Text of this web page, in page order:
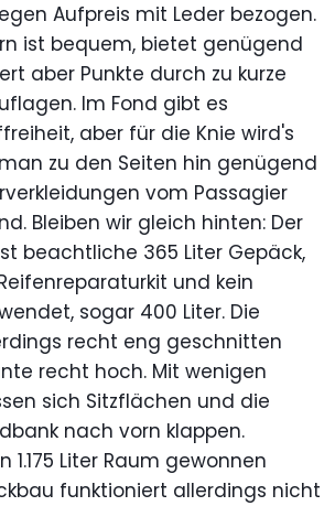
Aufpreis mit Leder bezogen.
ist bequem, bietet genügend
aber Punkte durch zu kurze
Im Fond gibt es
aber für die Knie wird's
zu den Seiten hin genügend
vom Passagier
Bleiben wir gleich hinten: Der
beachtliche 365 Liter Gepäck,
und kein
sogar 400 Liter. Die
recht eng geschnitten
recht hoch. Mit wenigen
sich Sitzflächen und die
nach vorn klappen.
1.175 Liter Raum gewonnen
funktioniert allerdings nicht